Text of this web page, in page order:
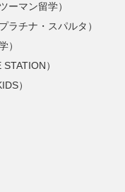
ーマン留学）
ラチナ・スパルタ）
）
）
）